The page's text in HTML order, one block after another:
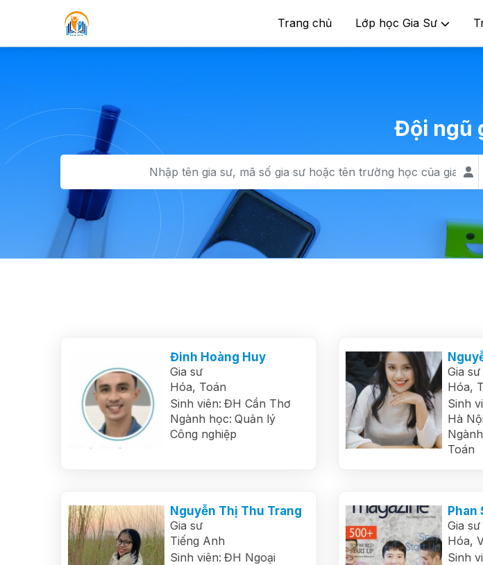
Trang chủ Lớp học Gia Sư
Đội ngũ
Đinh Hoàng Huy
Gia sư
Hóa, Toán
Sinh viên: ĐH Cần Thơ
Ngành học: Quản lý
Công nghiệp
Gia sư
Hóa,
Sinh
Hà Nội
Toán
Nguyễn Thị Thu Trang
Gia sư
Tiếng Anh
Sinh viên: ĐH Ngoại
Phan
Gia sư
Hóa,
Sinh